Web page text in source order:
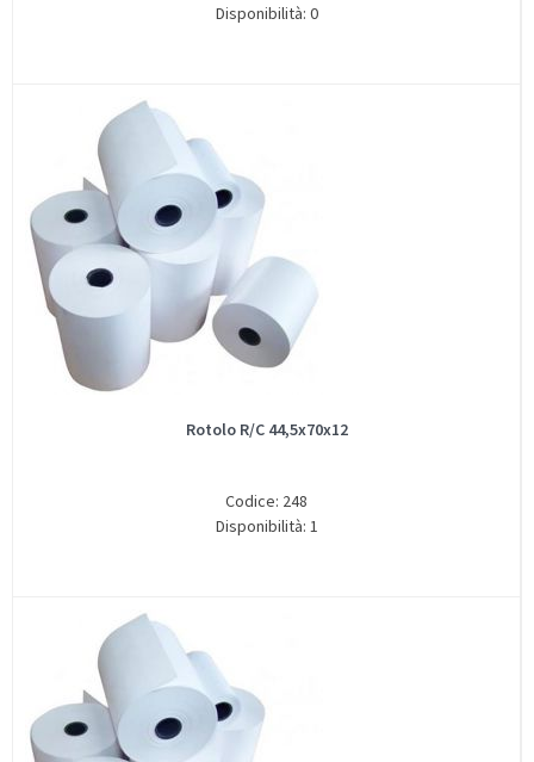
Disponibilità: 0
Rotolo R/C 44,5x70x12
Codice: 248
Disponibilità: 1